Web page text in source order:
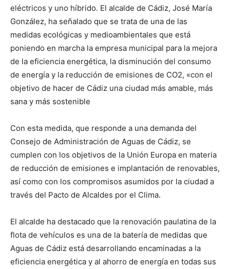
eléctricos y uno híbrido. El alcalde de Cádiz, José María
González, ha señalado que se trata de una de las
medidas ecológicas y medioambientales que está
poniendo en marcha la empresa municipal para la mejora
de la eficiencia energética, la disminución del consumo
de energía y la reducción de emisiones de CO2, «con el
objetivo de hacer de Cádiz una ciudad más amable, más
sana y más sostenible
Con esta medida, que responde a una demanda del
Consejo de Administración de Aguas de Cádiz, se
cumplen con los objetivos de la Unión Europa en materia
de reducción de emisiones e implantación de renovables,
así como con los compromisos asumidos por la ciudad a
través del Pacto de Alcaldes por el Clima.
El alcalde ha destacado que la renovación paulatina de la
flota de vehículos es una de la batería de medidas que
Aguas de Cádiz está desarrollando encaminadas a la
eficiencia energética y al ahorro de energía en todas sus